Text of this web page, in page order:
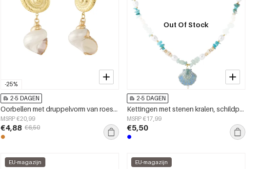
-25%
2-5 DAGEN
Oorbellen met druppelvorm van roestvrij staal, schildpad, casual, vakantie/strand, eenvoudige serie, damessieraden
MSRP €20,99
€4,88 €6,50
Out Of Stock
2-5 DAGEN
Kettingen met stenen kralen, schildpad, casual, vakantie/strand, eenvoudige serie, damessieraden
MSRP €17,99
€5,50
EU-magazijn EU-magazijn